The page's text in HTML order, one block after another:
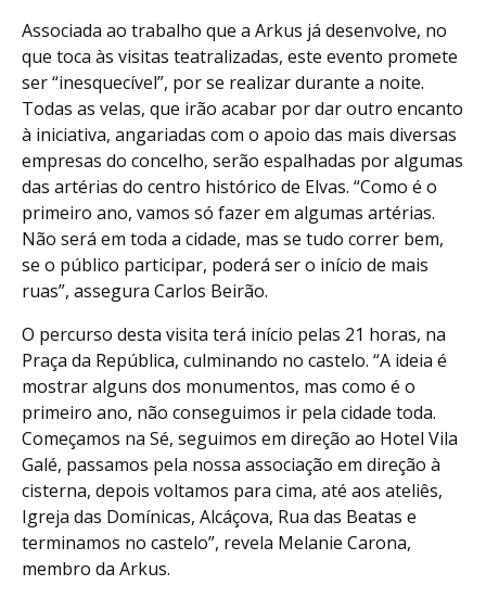
Associada ao trabalho que a Arkus já desenvolve, no
que toca às visitas teatralizadas, este evento promete
ser “inesquecível”, por se realizar durante a noite.
Todas as velas, que irão acabar por dar outro encanto
à iniciativa, angariadas com o apoio das mais diversas
empresas do concelho, serão espalhadas por algumas
das artérias do centro histórico de Elvas. “Como é o
primeiro ano, vamos só fazer em algumas artérias.
Não será em toda a cidade, mas se tudo correr bem,
se o público participar, poderá ser o início de mais
ruas”, assegura Carlos Beirão.
O percurso desta visita terá início pelas 21 horas, na
Praça da República, culminando no castelo. “A ideia é
mostrar alguns dos monumentos, mas como é o
primeiro ano, não conseguimos ir pela cidade toda.
Começamos na Sé, seguimos em direção ao Hotel Vila
Galé, passamos pela nossa associação em direção à
cisterna, depois voltamos para cima, até aos ateliês,
Igreja das Domínicas, Alcáçova, Rua das Beatas e
terminamos no castelo”, revela Melanie Carona,
membro da Arkus.